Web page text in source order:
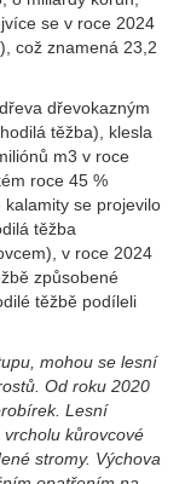
se v roce 2024
což znamená 23,2
dřevokazným
těžba), klesla
m3 v roce
roce 45 %
se projevilo
těžba
v roce 2024
způsobené
těžbě podíleli
mohou se lesní
Od roku 2020
Lesní
kůrovcové
stromy. Výchova